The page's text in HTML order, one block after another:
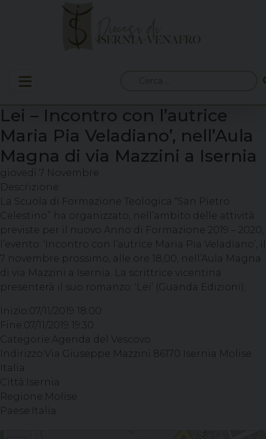
per:
Lei – Incontro con l’autrice
Maria Pia Veladiano’, nell’Aula
Magna di via Mazzini a Isernia
giovedì 7 Novembre
Descrizione:
La Scuola di Formazione Teologica “San Pietro
Celestino” ha organizzato, nell’ambito delle attività
previste per il nuovo Anno di Formazione 2019 – 2020,
l’evento: ‘Incontro con l’autrice Maria Pia Veladiano’, il
7 novembre prossimo, alle ore 18,00, nell’Aula Magna
di via Mazzini a Isernia. La scrittrice vicentina
presenterà il suo romanzo: ‘Lei’ (Guanda Edizioni),
Inizio: 07/11/2019 18:00
Fine: 07/11/2019 19:30
Categorie: Agenda del Vescovo
Indirizzo: Via Giuseppe Mazzini 86170 Isernia Molise
Italia
Città: Isernia
Regione: Molise
Paese: Italia
Lei - Incontro con l’autrice Maria Pia Veladiano’, nell’Aula Magna di via